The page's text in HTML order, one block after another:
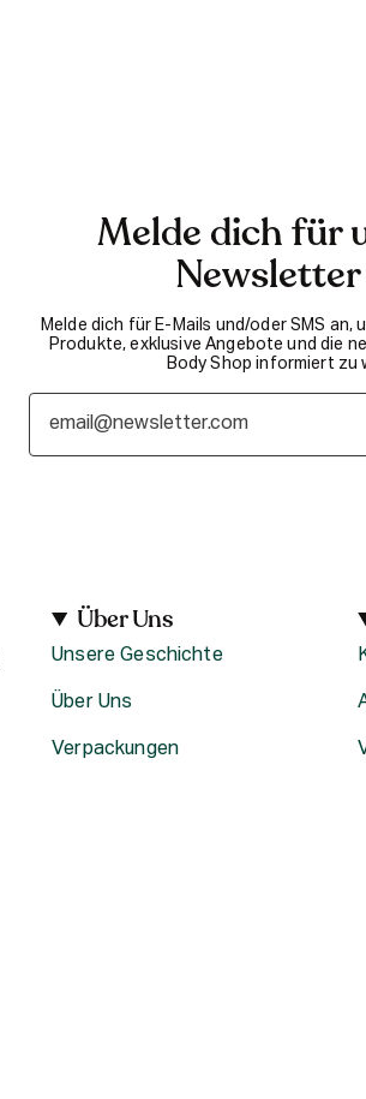
Melde dich für
Melde dich für E-Mails und/oder SMS an,
Produkte, exklusive Angebote und die
Body Shop informiert zu
Über Uns
Unsere Geschichte
Über Uns
Verpackungen